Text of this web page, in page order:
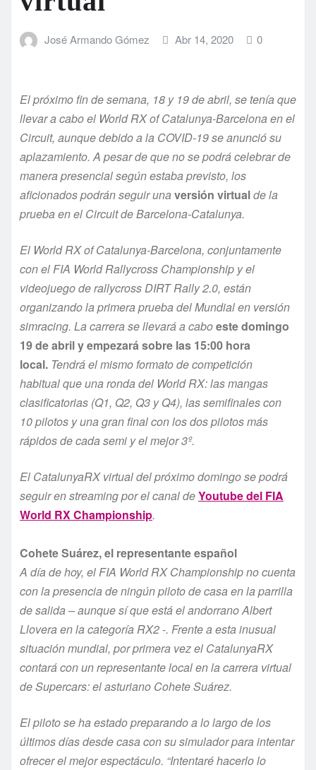
José Armando Gómez Abr 14, 2020 0
El próximo fin de semana, 18 y 19 de abril, se tenía que
llevar a cabo el World RX of Catalunya-Barcelona en el
Circuit, aunque debido a la COVID-19 se anunció su
aplazamiento. A pesar de que no se podrá celebrar de
manera presencial según estaba previsto, los
aficionados podrán seguir unaversión virtualde la
prueba en el Circuit de Barcelona-Catalunya.
El World RX of Catalunya-Barcelona, conjuntamente
con el FIA World Rallycross Championship y el
videojuego de rallycross DIRT Rally 2.0, están
organizando la primera prueba del Mundial en versión
simracing. La carrera se llevará a caboeste domingo
19 de abril y empezará sobre las 15:00 hora
local. Tendrá el mismo formato de competición
habitual que una ronda del World RX: las mangas
clasificatorias (Q1, Q2, Q3 y Q4), las semifinales con
10 pilotos y una gran final con los dos pilotos más
rápidos de cada semi y el mejor 3º.
El CatalunyaRX virtual del próximo domingo se podrá
seguir en streaming por el canal deYoutube del FIA
World RX Championship.
Cohete Suárez, el representante español
A día de hoy, el FIA World RX Championship no cuenta
con la presencia de ningún piloto de casa en la parrilla
de salida – aunque sí que está el andorrano Albert
Llovera en la categoría RX2 -. Frente a esta inusual
situación mundial, por primera vez el CatalunyaRX
contará con un representante local en la carrera virtual
de Supercars: el asturiano Cohete Suárez.
El piloto se ha estado preparando a lo largo de los
últimos días desde casa con su simulador para intentar
ofrecer el mejor espectáculo. “Intentaré hacerlo lo